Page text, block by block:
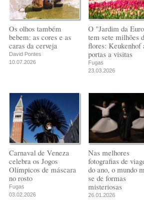
Os olhos também
bebem: as cores e as
caras da cerveja
David Pontes
10.07.2026
O "Jardim da
tem sete milhões
flores: Keukenhof
portas a visitas
Fugas
23.03.2026
Carnaval de Veneza
celebra os Jogos
Olímpicos de máscara
no rosto
Fugas
03.02.2026
Nas melhores
fotografias de
do ano, o mundo
se de formas
misteriosas
26.01.2026